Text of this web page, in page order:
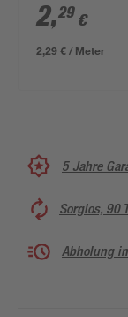
2,29 €
2,29 € / Meter
5 Jahre
Sorglos, 90
Abholung